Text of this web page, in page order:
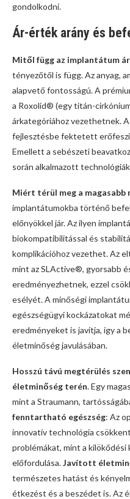
gondolkodni.
Ár-érték arány és
Mitől függ az implantátum
tényezőtől is függ. Az anyag,
alapvető fontosságú. A
a Roxolid® (egy titán-
árkategóriához vezethetnek.
fejlesztésbe fektetett
Emellett a sebészeti
során alkalmazott
Miért térül meg a magasabb
implantátumokba történő
előnyökkel jár. Az ilyen
biokompatibilitással és
komplikációhoz vezethet. Az
mint az SLActive®, gyorsabb
eredményezhetnek, ezzel
esélyét. A minőségi
egészségügyi kockázatokat
eredményeket is javítja, így a
életminőség javulásában.
Hosszú távú megtérülés
életminőség terén. Egy
mint a Straumann,
fenntartható egészség: Az
innovatív technológia
problémákat, mint a kilökődési
előfordulása.Javított
természetes hatást és
étkezést és a beszédet is. Az